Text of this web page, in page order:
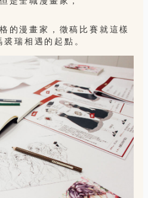
的漫畫家，徵稿比賽就這樣
裘瑞相遇的起點。